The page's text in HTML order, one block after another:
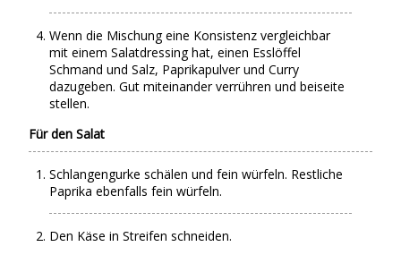
Wenn die Mischung eine Konsistenz vergleichbar
mit einem Salatdressing hat, einen Esslöffel
Schmand und Salz, Paprikapulver und Curry
dazugeben. Gut miteinander verrühren und beiseite
stellen.
Für den Salat
Schlangengurke schälen und fein würfeln. Restliche
Paprika ebenfalls fein würfeln.
Den Käse in Streifen schneiden.